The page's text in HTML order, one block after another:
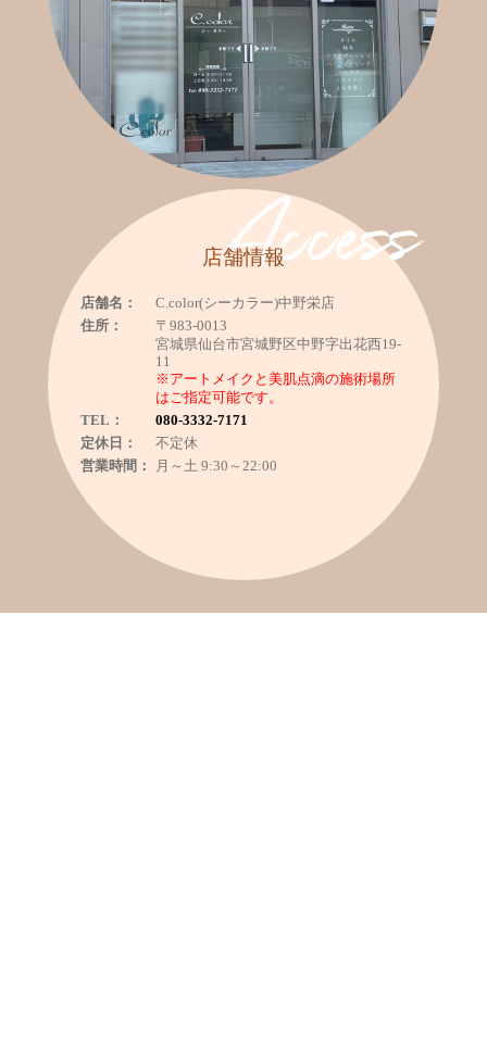
Access
店舗情報
店舗名：
C.color(シーカラー)中野栄店
住所：
〒983-0013
宮城県仙台市宮城野区中野字出花西19-
11
※アートメイクと美肌点滴の施術場所
はご指定可能です。
TEL：
080-3332-7171
定休日：
不定休
営業時間：
月～土 9:30～22:00